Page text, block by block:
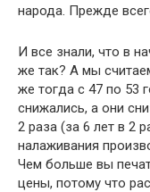
народа. Прежде
И все знали, что в
же так? А мы
же тогда с 47 по 53
снижались, а они
2 раза (за 6 лет в 2
налаживания
Чем больше вы
цены, потому что